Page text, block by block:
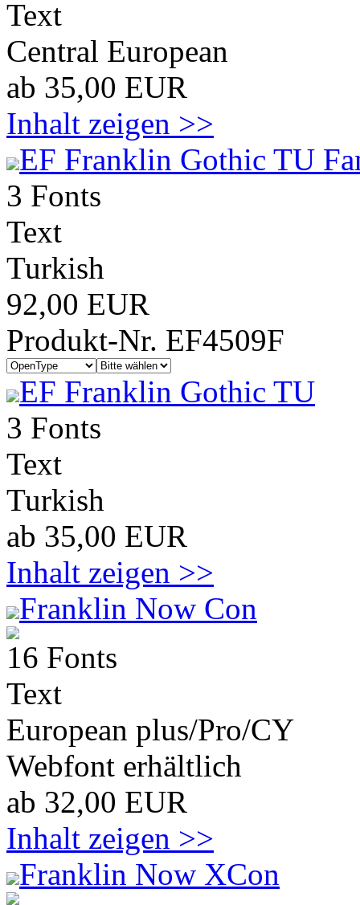
Text
Central European
ab 35,00 EUR
Inhalt zeigen >>
EF Franklin Gothic TU
3 Fonts
Text
Turkish
92,00 EUR
Produkt-Nr. EF4509F
EF Franklin Gothic TU
3 Fonts
Text
Turkish
ab 35,00 EUR
Inhalt zeigen >>
Franklin Now Con
16 Fonts
Text
European plus/Pro/CY
Webfont erhältlich
ab 32,00 EUR
Inhalt zeigen >>
Franklin Now XCon